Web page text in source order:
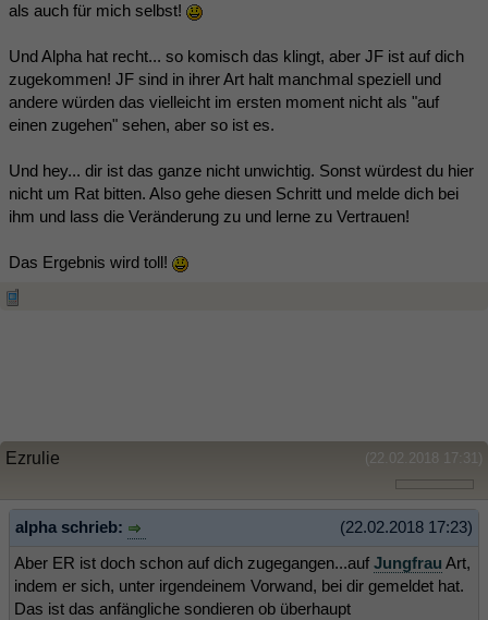
als auch für mich selbst!
Und Alpha hat recht... so komisch das klingt, aber JF ist auf dich
zugekommen! JF sind in ihrer Art halt manchmal speziell und
andere würden das vielleicht im ersten moment nicht als "auf
einen zugehen" sehen, aber so ist es.
Und hey... dir ist das ganze nicht unwichtig. Sonst würdest du hier
nicht um Rat bitten. Also gehe diesen Schritt und melde dich bei
ihm und lass die Veränderung zu und lerne zu Vertrauen!
Das Ergebnis wird toll!
(22.02.2018 17:31)
Ezrulie
(22.02.2018 17:23)
alpha schrieb:
Aber ER ist doch schon auf dich zugegangen...auf Jungfrau Art,
indem er sich, unter irgendeinem Vorwand, bei dir gemeldet hat.
Das ist das anfängliche sondieren ob überhaupt